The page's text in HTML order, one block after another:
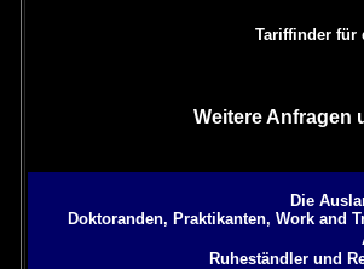
Tariffinder für
Weitere Anfragen
Die
Doktoranden, Praktikanten, Work and
Ruheständler und